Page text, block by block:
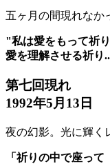
五ヶ月の間現れなか
"私は愛をもって祈
愛を理解させる祈り
第七回現れ
1992年5月13日
夜の幻影。光に輝く
「祈りの中で座っ